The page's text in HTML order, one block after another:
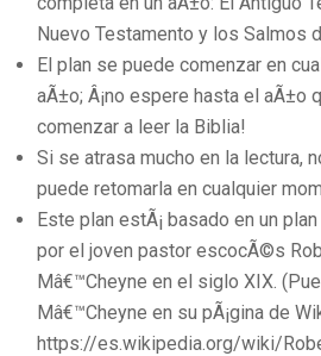
Nuevo Testamento y los Salmos
El plan se puede comenzar en
aÃ±o; Â¡no espere hasta el aÃ±o
comenzar a leer la Biblia!
Si se atrasa mucho en la lectura,
puede retomarla en cualquier
Este plan estÃ¡ basado en un
por el joven pastor escocÃ©s
Mâ€™Cheyne en el siglo XIX.
Mâ€™Cheyne en su pÃ¡gina de
https://es.wikipedia.org/wiki/